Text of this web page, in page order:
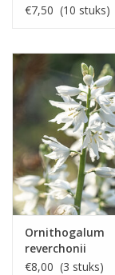
€7,50 (10 stuks)
Ornithogalum
reverchonii
€8,00 (3 stuks)